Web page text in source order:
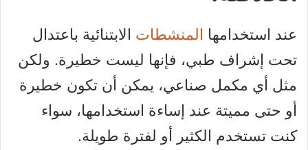
عند استخدامها المنشطات الابتنائية باعتدال
تحت إشراف طبي، فإنها ليست خطيرة. ولكن
مثل أي مكمل صناعي، يمكن أن تكون خطيرة
أو حتى مميتة عند إساءة استخدامها، سواء
كنت تستخدم الكثير أو لفترة طويلة.